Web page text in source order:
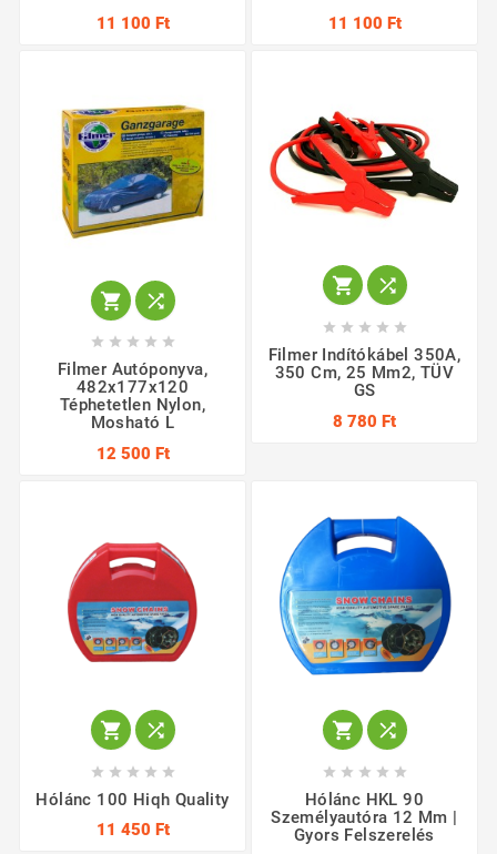
11 100 Ft
11 100 Ft
 
    
Filmer Autóponyva,
482x177x120
Téphetetlen Nylon,
Mosható L
12 500 Ft
 
    
Filmer Indítókábel 350A,
350 Cm, 25 Mm2, TÜV
GS
8 780 Ft
 
    
Hólánc 100 Hiqh Quality
11 450 Ft
 
    
Hólánc HKL 90
Személyautóra 12 Mm |
Gyors Felszerelés